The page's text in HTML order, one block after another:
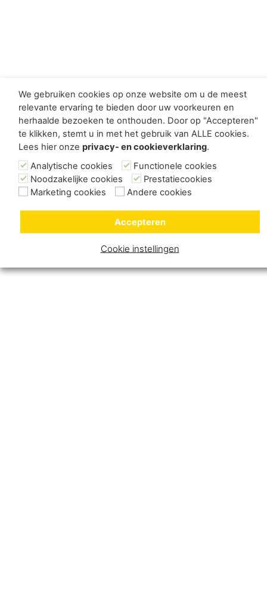
We gebruiken cookies op onze website om u de meest
relevante ervaring te bieden door uw voorkeuren en
herhaalde bezoeken te onthouden. Door op "Accepteren"
te klikken, stemt u in met het gebruik van ALLE cookies.
Lees hier onze privacy- en cookieverklaring.
Analytische cookies
Functionele cookies
Noodzakelijke cookies
Prestatiecookies
Marketing cookies
Andere cookies
Cookie instellingen
Accepteren